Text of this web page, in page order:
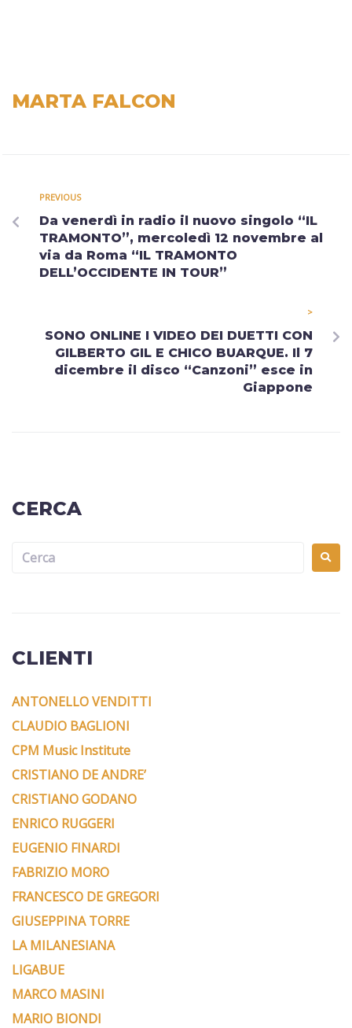
MARTA FALCON
PREVIOUS
Da venerdì in radio il nuovo singolo “IL
TRAMONTO”, mercoledì 12 novembre al
via da Roma “IL TRAMONTO
DELL’OCCIDENTE IN TOUR”
>
SONO ONLINE I VIDEO DEI DUETTI CON
GILBERTO GIL E CHICO BUARQUE. Il 7
dicembre il disco “Canzoni” esce in
Giappone
CERCA
CLIENTI
ANTONELLO VENDITTI
CLAUDIO BAGLIONI
CPM Music Institute
CRISTIANO DE ANDRE’
CRISTIANO GODANO
ENRICO RUGGERI
EUGENIO FINARDI
FABRIZIO MORO
FRANCESCO DE GREGORI
GIUSEPPINA TORRE
LA MILANESIANA
LIGABUE
MARCO MASINI
MARIO BIONDI